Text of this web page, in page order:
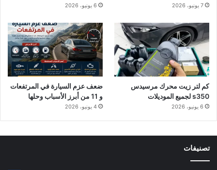
7 يونيو، 2026 6 يونيو، 2026
كم لتر زيت محرك مرسيدس
s350 لجميع الموديلات
6 يونيو، 2026
ضعف عزم السيارة في المرتفعات
و 11 من أبرز الأسباب وحلها
4 يونيو، 2026
تصنيفات